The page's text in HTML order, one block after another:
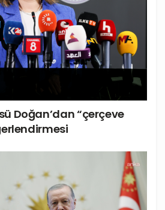
Doğan’dan “çerçeve